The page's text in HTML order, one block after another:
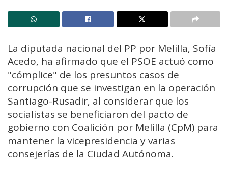
La diputada nacional del PP por Melilla, Sofía
Acedo, ha afirmado que el PSOE actuó como
"cómplice" de los presuntos casos de
corrupción que se investigan en la operación
Santiago-Rusadir, al considerar que los
socialistas se beneficiaron del pacto de
gobierno con Coalición por Melilla (CpM) para
mantener la vicepresidencia y varias
consejerías de la Ciudad Autónoma.